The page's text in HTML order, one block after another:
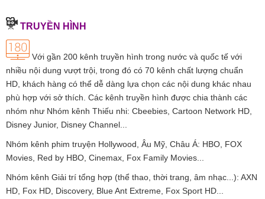
TRUYỀN HÌNH
Với gần 200 kênh truyền hình trong nước và quốc tế với
nhiều nội dung vượt trội, trong đó có 70 kênh chất lượng chuẩn
HD, khách hàng có thể dễ dàng lựa chọn các nội dung khác nhau
phù hợp với sở thích. Các kênh truyền hình được chia thành các
nhóm như Nhóm kênh Thiếu nhi: Cbeebies, Cartoon Network HD,
Disney Junior, Disney Channel...
Nhóm kênh phim truyện Hollywood, Âu Mỹ, Châu Á: HBO, FOX
Movies, Red by HBO, Cinemax, Fox Family Movies...
Nhóm kênh Giải trí tổng hợp (thể thao, thời trang, âm nhạc...): AXN
HD, Fox HD, Discovery, Blue Ant Extreme, Fox Sport HD...